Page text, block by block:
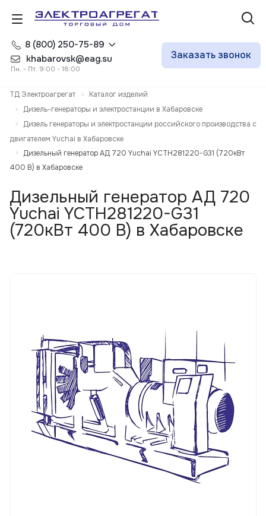
8 (800) 250-75-89
khabarovsk@eag.su
Пн. - Пт. 9:00 - 18:00
Заказать звонок
ТД Электроагрегат
Каталог изделий
Дизель-генераторы и электростанции в Хабаровске
Дизель генераторы и электростанции российского производства с
двигателем Yuchai в Хабаровске
Дизельный генератор АД 720 Yuchai YCTH281220-G31 (720кВт
400 В) в Хабаровске
Дизельный генератор АД 720
Yuchai YCTH281220-G31
(720кВт 400 В) в Хабаровске